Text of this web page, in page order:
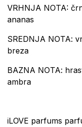
VRHNJA NOTA:
ananas
SREDNJA NOTA:
breza
BAZNA NOTA:
ambra
iLOVE parfums